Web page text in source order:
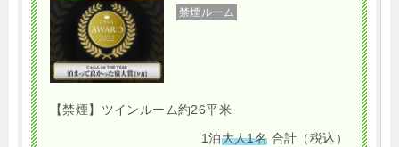
禁煙ルーム
【禁煙】ツインルーム約26平米
1泊大人1名 合計（税込）